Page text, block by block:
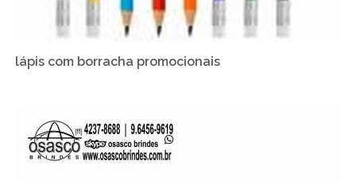
lápis com borracha promocionais